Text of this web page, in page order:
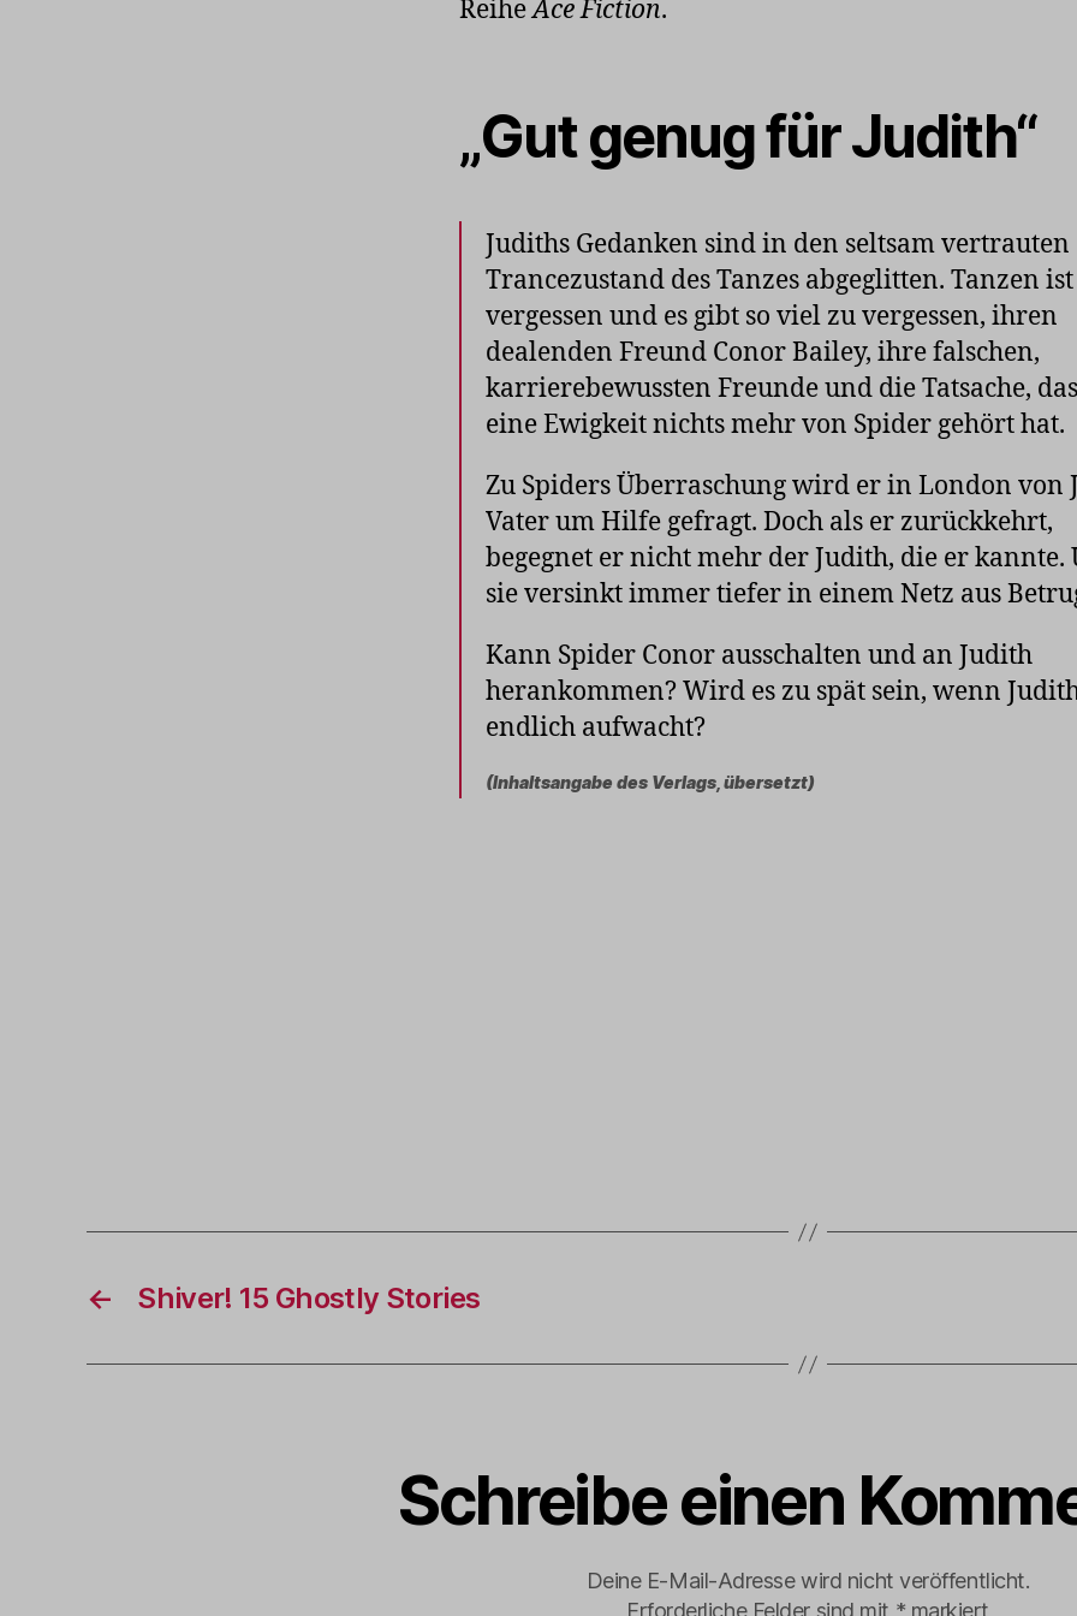
ReiheAce Fiction.
„Gut genug für Judith“
Judiths Gedanken sind in den seltsam vertrauten
Trancezustand des Tanzes abgeglitten. Tanzen ist
vergessen und es gibt so viel zu vergessen, ihren
dealenden Freund Conor Bailey, ihre falschen,
karrierebewussten Freunde und die Tatsache,
eine Ewigkeit nichts mehr von Spider gehört hat.
Zu Spiders Überraschung wird er in London von
Vater um Hilfe gefragt. Doch als er zurückkehrt,
begegnet er nicht mehr der Judith, die er kannte.
sie versinkt immer tiefer in einem Netz aus
Kann Spider Conor ausschalten und an Judith
herankommen? Wird es zu spät sein, wenn
endlich aufwacht?
(Inhaltsangabe des Verlags, übersetzt)
← Shiver! 15 Ghostly Stories
Schreibe einen
Deine E-Mail-Adresse wird nicht veröffentlicht.